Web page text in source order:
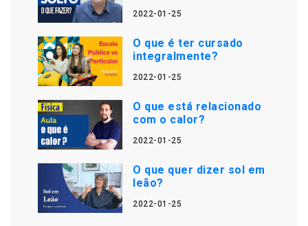
2022-01-25
O que é ter cursado
integralmente?
2022-01-25
O que está relacionado
com o calor?
2022-01-25
O que quer dizer sol em
leão?
2022-01-25